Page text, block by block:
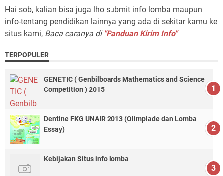
Hai sob, kalian bisa juga lho submit info lomba maupun
info-tentang pendidikan lainnya yang ada di sekitar kamu ke
situs kami, Baca caranya di "Panduan Kirim Info"
TERPOPULER
GENETIC ( Genbilboards Mathematics and Science
Competition ) 2015
Dentine FKG UNAIR 2013 (Olimpiade dan Lomba
Essay)
Kebijakan Situs info lomba